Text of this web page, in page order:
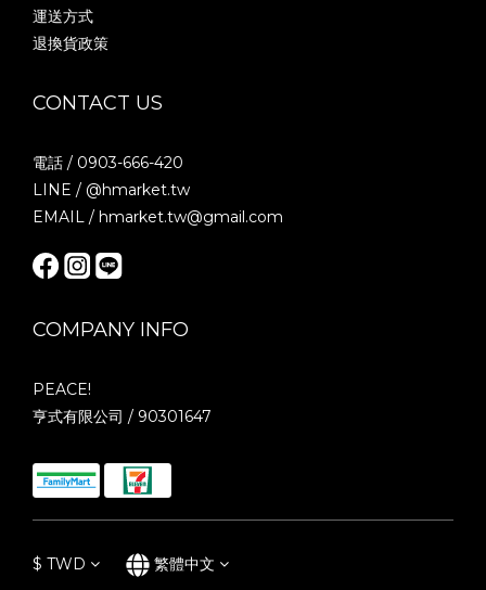
運送方式
退換貨政策
CONTACT US
電話 / 0903-666-420
LINE / @hmarket.tw
EMAIL / hmarket.tw@gmail.com
COMPANY INFO
PEACE!
亨式有限公司 / 90301647
$ TWD 繁體中文